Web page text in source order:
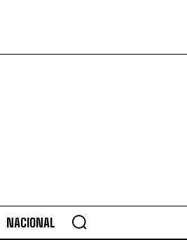
NACIONAL